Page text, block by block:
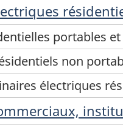
portables
non
électriques